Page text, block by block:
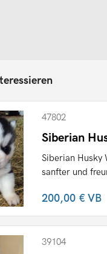
47802
Siberian
Siberian Husky
sanfter und
200,00 €VB
39104